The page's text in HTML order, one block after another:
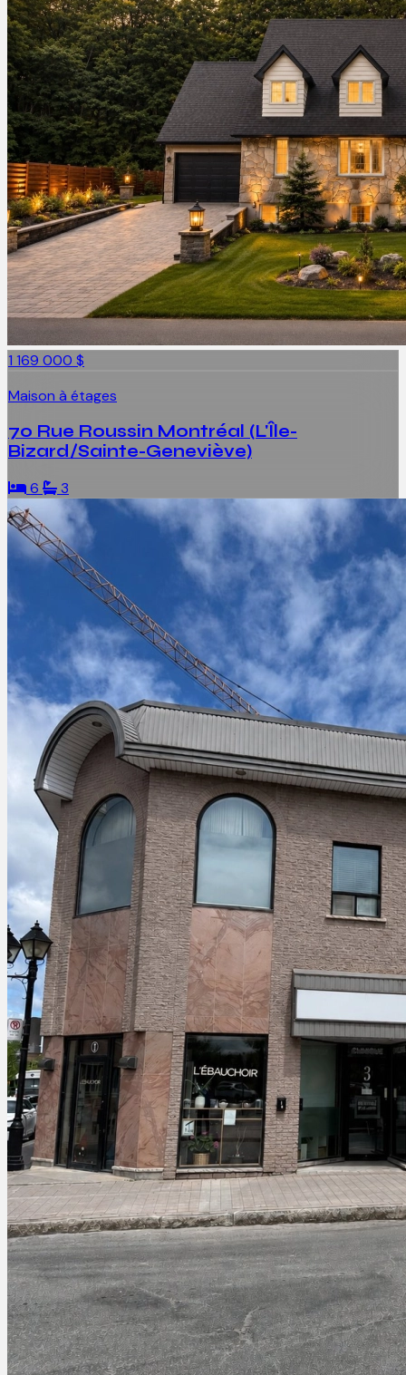
1 169 000 $
Maison à étages
70 Rue Roussin Montréal (L'Île-
Bizard/Sainte-Geneviève)
6 3